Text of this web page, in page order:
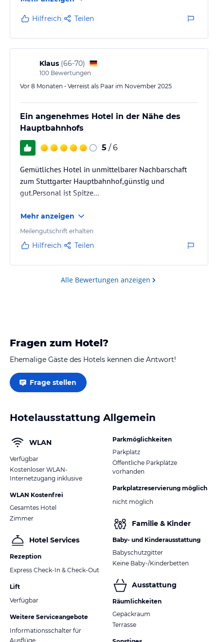
Hilfreich Teilen
Klaus (66-70)
100 Bewertungen
Vor 8 Monaten • Verreist als Paar im November 2025
Ein angenehmes Hotel in der Nähe des
Hauptbahnhofs
5 / 6
Gemütliches Hotel in unmittelbarer Nachbarschaft
zum Stuttgarter Hauptbahnhof,günstig und
gut.Personal ist Spitze...
Mehr anzeigen
Meilengutschrift erhalten
Hilfreich Teilen
Alle Bewertungen anzeigen
Fragen zum Hotel?
Ehemalige Gäste des Hotels kennen die Antwort!
Frage stellen
Hotelausstattung Allgemein
WLAN
Verfügbar
Kostenloser WLAN-
Internetzugang inklusive
WLAN Kostenfrei
Gesamtes Hotel
Zimmer
Hotel Services
Rezeption
Express Check-In & Check-Out
Lift
Verfügbar
Weitere Serviceangebote
Informationsschalter für
Ausflüge
Parkmöglichkeiten
Parkplatz
Öffentliche Parkplätze
vorhanden
Parkplatzreservierung möglich
nicht möglich
Familie & Kinder
Baby- und Kinderausstattung
Babyschutzgitter
Keine Baby-/Kinderbetten
Ausstattung
Räumlichkeiten
Gepäckraum
Terrasse